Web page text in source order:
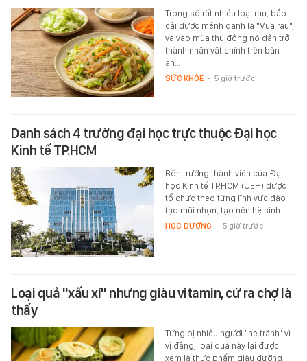
Trong số rất nhiều loại rau, bắp
cải được mệnh danh là "Vua rau",
và vào mùa thu đông nó dần trở
thành nhân vật chính trên bàn
ăn…
SỨC KHỎE - 5 giờ trước
Danh sách 4 trường đại học trực thuộc Đại học
Kinh tế TP.HCM
Bốn trường thành viên của Đại
học Kinh tế TP.HCM (UEH) được
tổ chức theo từng lĩnh vực đào
tạo mũi nhọn, tạo nên hệ sinh…
HỌC ĐƯỜNG - 5 giờ trước
Loại quả "xấu xí" nhưng giàu vitamin, cứ ra chợ là
thấy
Từng bị nhiều người "né tránh" vì
vị đắng, loại quả này lại được
xem là thực phẩm giàu dưỡng